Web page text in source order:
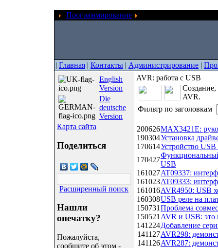
Программирование
| Главная | Контакты | Администрирование |
English
Version
Die
deutsche
Version
Карта сайта
Поделиться
Расширенный поиск
Нашли
опечатку?
Пожалуйста,
сообщите об этом -
AVR: работа с USB
Создание,
AVR.
Фильтр по заголовкам
200626MAX3421E:
190304Установка
170614Устройство USB
170427
USB
161027AT09337:
161023AT09333:
161016AVR4950: USB
160308USB реле на
150731 Проблема
150521 AVR и USB: это
141224Добавление
141127AVR298:
141126AVR287: